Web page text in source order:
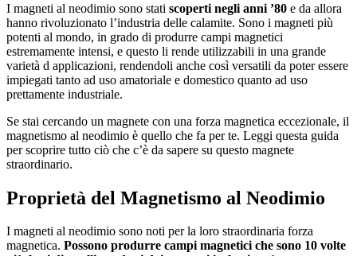
I magneti al neodimio sono stati scoperti negli anni ’80 e da allora
hanno rivoluzionato l’industria delle calamite. Sono i magneti più
potenti al mondo, in grado di produrre campi magnetici
estremamente intensi, e questo li rende utilizzabili in una grande
varietà d applicazioni, rendendoli anche così versatili da poter essere
impiegati tanto ad uso amatoriale e domestico quanto ad uso
prettamente industriale.
Se stai cercando un magnete con una forza magnetica eccezionale, il
magnetismo al neodimio è quello che fa per te. Leggi questa guida
per scoprire tutto ciò che c’è da sapere su questo magnete
straordinario.
Proprietà del Magnetismo al Neodimio
I magneti al neodimio sono noti per la loro straordinaria forza
magnetica. Possono produrre campi magnetici che sono 10 volte